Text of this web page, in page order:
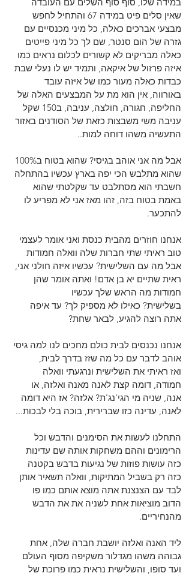
שאין סלים פיט במידה 67 והתחיל לחפש
מבצעי אברכים כאלה, כל מיני מכנסיים עם
גזרה של הום סנטר, שם לך כל מיני פייטים
כאלה מבריקים לא קשורים לכלום נראים כמו
איזה פרזול של איקאה, ותמיד יש לו נעלי שבת
כבדות כאלה מעור כמו של איזה עובד
באורווה, אין הוא מת על המבצעים האלה של
החליפה, חגורה, חולצה, עניבה, ב150 שקל
עניבה משי משבצות כזאת של הסודנים באזור
התעשיה משהו דוחה למות..
שהוא מתלבש הכי יפה בארץ עכשיו בהתחלה
חשבתי הוא מסתלבט עד שקלטתי שהוא
באמת בטוח בזה, זהו מאז אני לא מפריע לו
להתכער.
אנחנו חוזרים מהבית כנסת ואני אומר לעצמי
טוב ראיתי שתי חברות שלה וואלה חמודות
אבל מה עם השלישית? עכשיו איזה חולני אני,
ראית שתיים יא בן אדם! ואתה אומר שהן
חמודות מה הראש שלך עכשיו
בשלישית? כאילו לא מספיק לך? עד איפה
אתה רוצה להגיע, לבאר שחת?
אנחנו נכנסים לבית כולם מחכים לנו למה גיסי
אוהב לדבר עם כל מה שזז בדרך לבית,
ואז ראיתי את השלישית ונרגעתי וואלה
חמודה, דומה קצת לאנה מאנה ואלזה, או
אנה, שניה מי הגי'נג'ת? אלזה? אז היא דומה
לאנה, עדינה כזו שברירית, בוכה בלי לבכות...
התחלנו לעשות את הסימנים והדבש וכל
הרימונים וההם משחקות אותה שם עדינות
כזה עושות פוזות של נגיעות בדבש בקטנה
כזה רק בשביל המתיקות, וואלה תשאיר אותן
לבד עם הצנצנת אתה מוצא אותם כמו פו
הדוב מוציאות אחת לשניה את את הדבש
מהנחיריים.
ליד האנה ואלזה יושבת חברה שלה, אחת
גבוהה משהו מגדלור משקיפה מסוף העולם
ועד סופו, והשלישית נראית כמו פרוכת של